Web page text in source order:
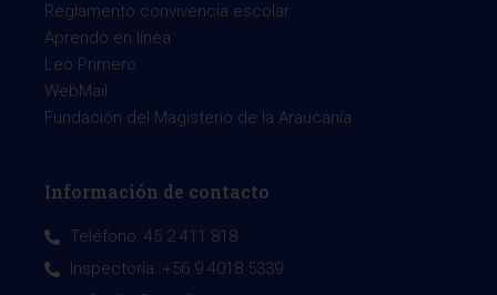
Reglamento convivencia escolar
Aprendo en línea
Leo Primero
WebMail
Fundación del Magisterio de la Araucanía
Información de contacto
Teléfono: 45 2 411 818
Inspectoría: +56 9 4018 5339